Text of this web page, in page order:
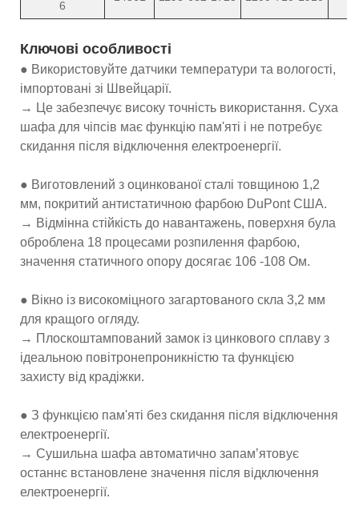
6
Ключові особливості
● Використовуйте датчики температури та вологості,
імпортовані зі Швейцарії.
→ Це забезпечує високу точність використання. Суха
шафа для чіпсів має функцію пам'яті і не потребує
скидання після відключення електроенергії.
● Виготовлений з оцинкованої сталі товщиною 1,2
мм, покритий антистатичною фарбою DuPont США.
→ Відмінна стійкість до навантажень, поверхня була
оброблена 18 процесами розпилення фарбою,
значення статичного опору досягає 106 -108 Ом.
● Вікно із високоміцного загартованого скла 3,2 мм
для кращого огляду.
→ Плоскоштампований замок із цинкового сплаву з
ідеальною повітронепроникністю та функцією
захисту від крадіжки.
● З функцією пам'яті без скидання після відключення
електроенергії.
→ Сушильна шафа автоматично запам’ятовує
останнє встановлене значення після відключення
електроенергії.